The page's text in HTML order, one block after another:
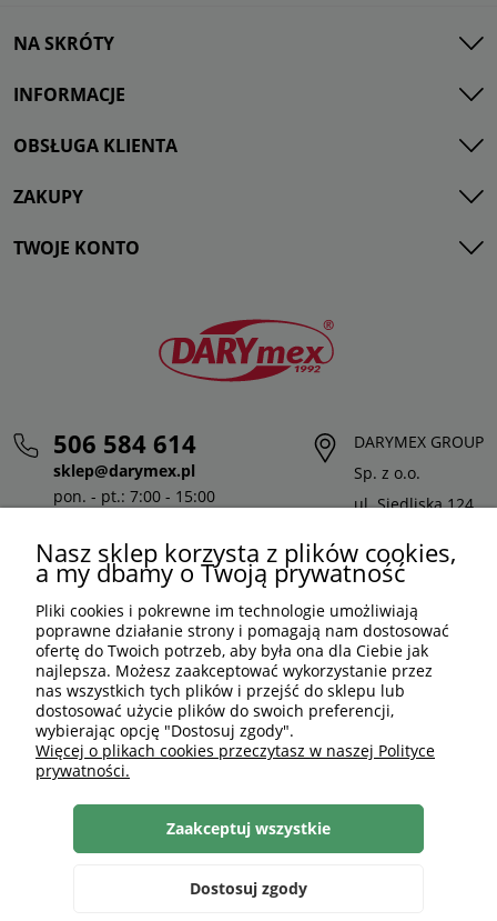
NA SKRÓTY
INFORMACJE
OBSŁUGA KLIENTA
ZAKUPY
TWOJE KONTO
506 584 614
sklep@darymex.pl
pon. - pt.: 7:00 - 15:00
DARYMEX GROUP
Sp. z o.o.
ul. Siedliska 124,
Shoper Premium, made bymamezi.pl
Nasz sklep korzysta z plików cookies,
a my dbamy o Twoją prywatność
Pliki cookies i pokrewne im technologie umożliwiają
poprawne działanie strony i pomagają nam dostosować
ofertę do Twoich potrzeb, aby była ona dla Ciebie jak
najlepsza. Możesz zaakceptować wykorzystanie przez
nas wszystkich tych plików i przejść do sklepu lub
dostosować użycie plików do swoich preferencji,
wybierając opcję "Dostosuj zgody".
Więcej o plikach cookies przeczytasz w naszej Polityce
prywatności.
Dostosuj zgody
Zaakceptuj wszystkie